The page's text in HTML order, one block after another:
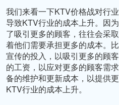
我们来看一下KTV价格战对行
导致KTV行业的成本上升。因
了吸引更多的顾客，往往会采
着他们需要承担更多的成本。
宣传的投入，以吸引更多的顾
的工资，以应对更多的顾客需
备的维护和更新成本，以提供
KTV行业的成本上升。